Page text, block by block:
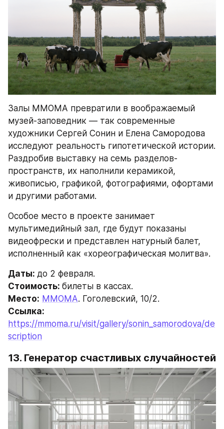
Залы ММОМА превратили в воображаемый
музей-заповедник — так современные
художники Сергей Сонин и Елена Самородова
исследуют реальность гипотетической истории.
Раздробив выставку на семь разделов-
пространств, их наполнили керамикой,
живописью, графикой, фотографиями, офортами
и другими работами.
Особое место в проекте занимает
мультимедийный зал, где будут показаны
видеофрески и представлен натурный балет,
исполненный как «хореографическая молитва».
Даты: до 2 февраля.
Стоимость: билеты в кассах.
Место: ММОМА. Гоголевский, 10/2.
https://mmoma.ru/visit/gallery/sonin_samorodova/de
scription
13. Генератор счастливых случайностей